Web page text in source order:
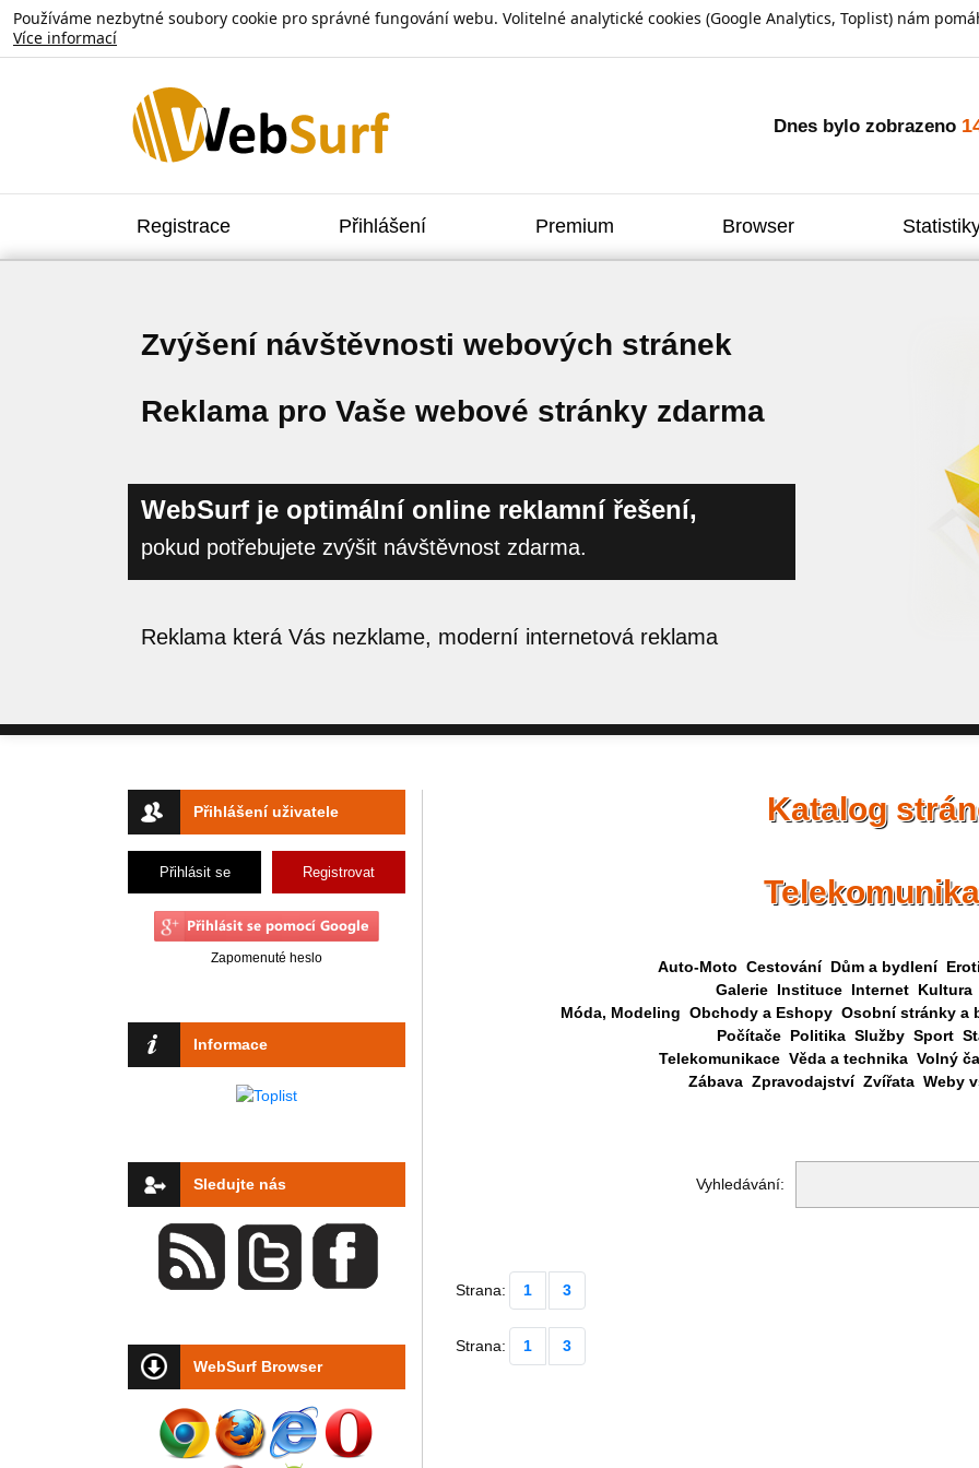
Používáme nezbytné soubory cookie pro správné fungování webu. Volitelné analytické cookies (Google Analytics, Toplist) nám
Více informací
Dnes bylo zobrazeno
Registrace Přihlášení Premium Browser
Zvýšení návštěvnosti webových stránek
Reklama pro Vaše webové stránky zdarma
WebSurf je optimální online reklamní řešení,
pokud potřebujete zvýšit návštěvnost zdarma.
Reklama která Vás nezklame, moderní internetová reklama
Přihlášení uživatele
Přihlásit se Registrovat
Zapomenuté heslo
Informace
Sledujte nás
WebSurf Browser
Katalog
Auto-Moto Cestování Dům a bydlení
Galerie Instituce Internet Kultura
Móda, Modeling Obchody a Eshopy Osobní stránky a
Počítače Politika Služby Sport
Telekomunikace Věda a technika Volný
Zábava Zpravodajství Zvířata Weby
Vyhledávání:
Strana: 1 3
Strana: 1 3